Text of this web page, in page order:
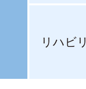
リハビ